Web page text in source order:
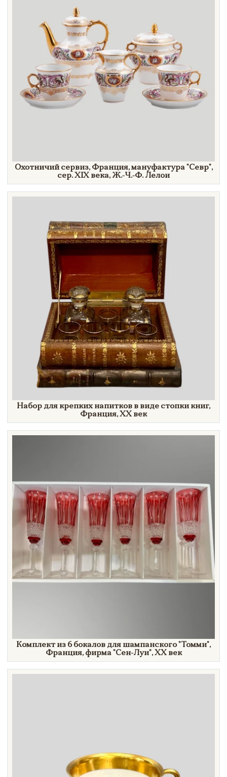
Охотничий сервиз, Франция, мануфактура"Севр",
сер.XIX века, Ж.-Ч.-Ф. Лелои
Набор для крепких напитков в виде стопки книг,
Франция,XX век
Комплект из 6 бокалов для шампанского"Томми",
Франция, фирма"Сен-Луи", XX век